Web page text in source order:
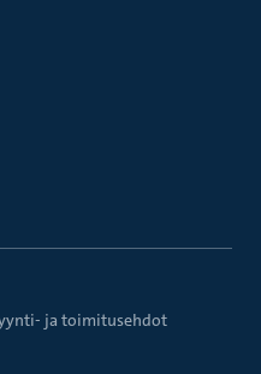
ja toimitusehdot